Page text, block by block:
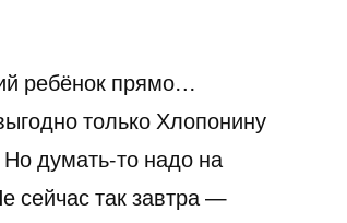
ребёнок прямо…
только Хлопонину
думать-то надо на
сейчас так завтра —